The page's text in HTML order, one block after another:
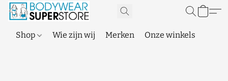
Shop Wie zijn wij Merken Onze winkels